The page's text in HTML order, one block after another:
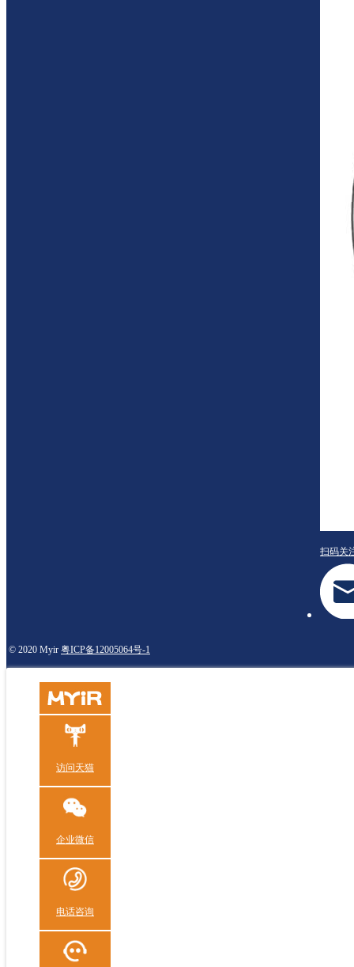
扫码关
© 2020 Myir 粤ICP备12005064号-1
访问天猫
企业微信
电话咨询